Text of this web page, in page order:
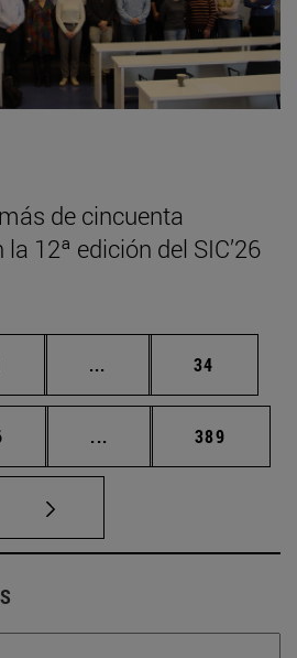
de cincuenta
12ª edición del SIC’26
... Páginas intermedias
Página
34
... Páginas intermedias
Página
389